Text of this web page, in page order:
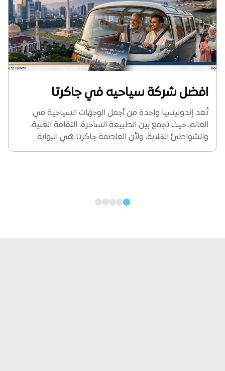
افضل شركة سياحيه في جاكرتا
تُعد إندونيسيا واحدة من أجمل الوجهات السياحية في
العالم، حيث تجمع بين الطبيعة الساحرة، الثقافة الغنية،
والشواطئ الخلابة، ولأن العاصمة جاكرتا هي البوابة
الرئيسية لهذه البلاد، فإن التخطيط لرحلتك يبدأ من اختيار